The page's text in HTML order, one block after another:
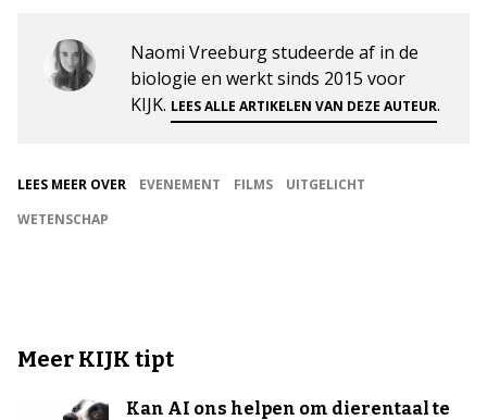
Naomi Vreeburg studeerde af in de
biologie en werkt sinds 2015 voor
KIJK. LEES ALLE ARTIKELEN VAN DEZE AUTEUR.
LEES MEER OVER EVENEMENT FILMS
UITGELICHT
WETENSCHAP
Meer KIJK tipt
Kan AI ons helpen om dierentaal te